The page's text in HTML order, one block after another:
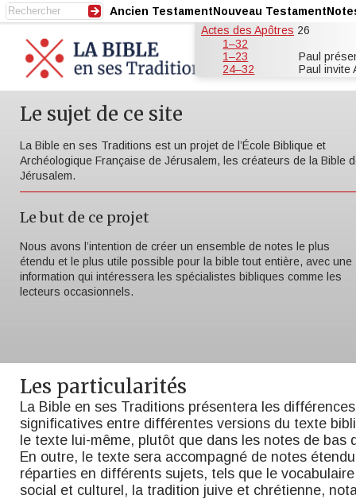
Ancien TestamentNouveau Testament
Actes des Apôtres 26
1–32
1–23
Paul
24–32
Paul invite
Le sujet de ce site
La Bible en ses Traditions est un projet de l’École Biblique et
Archéologique Française de Jérusalem, les créateurs de la Bible
Jérusalem.
Le but de ce projet
Nous avons l’intention de créer un ensemble de notes le plus
étendu et le plus utile possible pour la bible tout entière, avec une
information qui intéressera les spécialistes bibliques comme les
lecteurs occasionnels.
Les particularités
La Bible en ses Traditions présentera les différences
significatives entre différentes versions du texte
le texte lui-même, plutôt que dans les notes de bas
En outre, le texte sera accompagné de notes
réparties en différents sujets, tels que le
social et culturel, la tradition juive et chrétienne,